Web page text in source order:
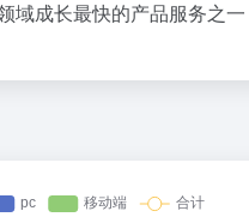
域成长最快的产品服务之一